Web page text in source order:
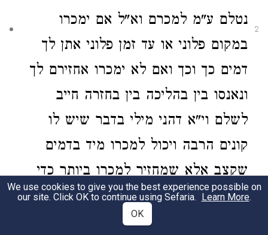
2
נטלם ע"מ למכרם וא"ל אם ימכרו
במקום פלוני או עד זמן פלוני אתן לך
דמים כך וכך ואם לא ימכרו אחזירם לך
ונאנסו בין בהליכה בין בחזרה חייב
לשלם וי"א דהני מילי בדבר שיש לו
קונים הרבה ויכול למכרו מיד בדמים
שקצב אלא שמחזיר למכרו ביותר כדי
שישתכר בודאל"כ פטורמאונסיםואינו
אלא בגניבה ואבידה כדין סרסור:
We use cookies to give you the best experience possible on
our site. Click OK to continue using Sefaria. Learn More.
OK